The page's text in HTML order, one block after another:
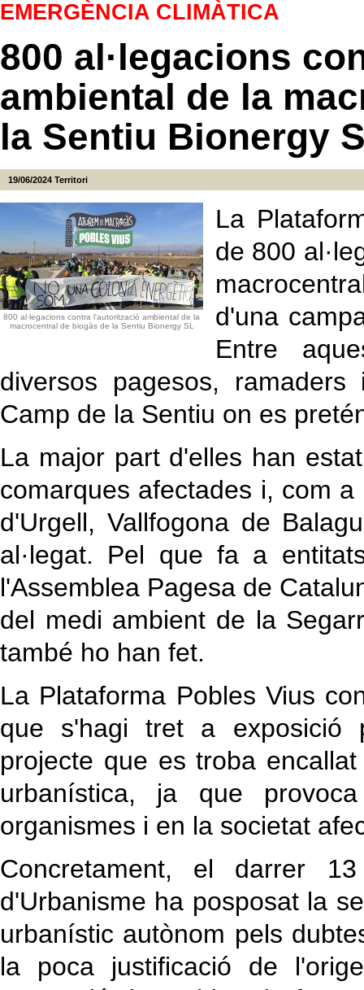
EMERGÈNCIA CLIMÀTICA
800 al·legacions
ambiental de la
la Sentiu Bionergy
19/06/2024 Territori
800 al·legacions contra l'autorització ambiental de la
macrocentral de biogàs de la Sentiu Bionergy SL
La
de 800
d'una
Entre
diversos pagesos,
Camp de la Sentiu on es
La major part d'elles han
comarques afectades i, com
d'Urgell, Vallfogona de
al·legat. Pel que fa a
l'Assemblea Pagesa de
del medi ambient de la
també ho han fet.
La Plataforma Pobles Vius
que s'hagi tret a exposició
projecte que es troba
urbanística, ja que
organismes i en la societat
Concretament, el darrer
d'Urbanisme ha posposat la
urbanístic autònom pels
la poca justificació de